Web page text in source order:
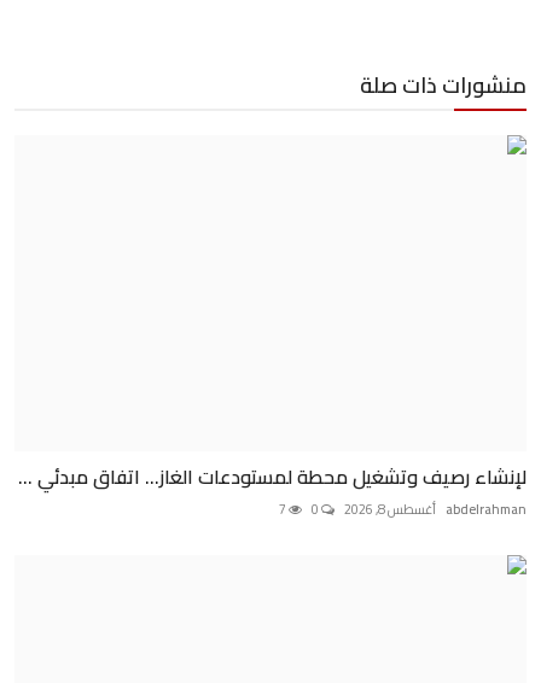
منشورات ذات صلة
لإنشاء رصيف وتشغيل محطة لمستودعات الغاز... اتفاق مبدئي ...
abdelrahman أغسطس 8, 2026